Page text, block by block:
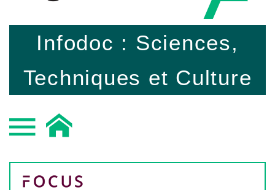
Infodoc : Sciences,
Techniques et Culture